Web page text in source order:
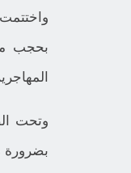
وتحت
بضرورة